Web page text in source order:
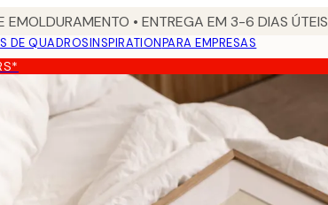
• ENTREGA EM 3-6 DIAS ÚTEIS
DE QUADROSINSPIRATIONPARA EMPRESAS